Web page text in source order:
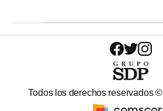
Todos los derechos reservados ©